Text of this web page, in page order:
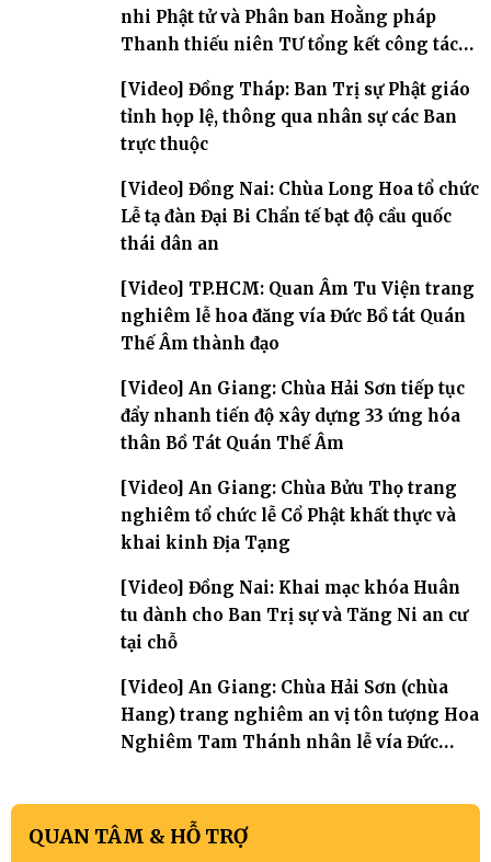
nhi Phật tử và Phân ban Hoằng pháp
Thanh thiếu niên TƯ tổng kết công tác
[Video] Đồng Tháp: Ban Trị sự Phật giáo
tỉnh họp lệ, thông qua nhân sự các Ban
trực thuộc
[Video] Đồng Nai: Chùa Long Hoa tổ chức
Lễ tạ đàn Đại Bi Chẩn tế bạt độ cầu quốc
thái dân an
[Video] TP.HCM: Quan Âm Tu Viện trang
nghiêm lễ hoa đăng vía Đức Bồ tát Quán
Thế Âm thành đạo
[Video] An Giang: Chùa Hải Sơn tiếp tục
đẩy nhanh tiến độ xây dựng 33 ứng hóa
thân Bồ Tát Quán Thế Âm
[Video] An Giang: Chùa Bửu Thọ trang
nghiêm tổ chức lễ Cổ Phật khất thực và
khai kinh Địa Tạng
[Video] Đồng Nai: Khai mạc khóa Huân
tu dành cho Ban Trị sự và Tăng Ni an cư
tại chỗ
[Video] An Giang: Chùa Hải Sơn (chùa
Hang) trang nghiêm an vị tôn tượng Hoa
Nghiêm Tam Thánh nhân lễ vía Đức
QUAN TÂM & HỖ TRỢ